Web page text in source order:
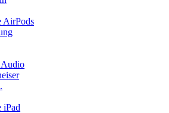
AirPods
Audio
iPad